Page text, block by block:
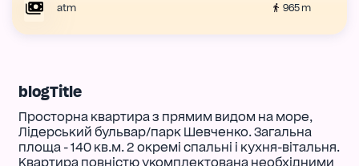
atm 965 m
blogTitle
Просторна квартира з прямим видом на море,
Лідерський бульвар/парк Шевченко. Загальна
площа - 140 кв.м. 2 окремі спальні і кухня-вітальня.
Квартира повністю укомплектована необхідними